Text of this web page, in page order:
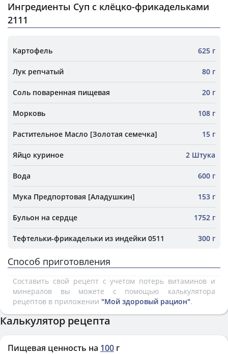
Ингредиенты Суп с клёцко-фрикадельками
2111
Картофель 625 г
Лук репчатый 80 г
Соль поваренная пищевая 20 г
Морковь 108 г
Растительное Масло [Золотая семечка] 15 г
Яйцо куриное 2 Штука
Вода 600 г
Мука Предпортовая [Аладушкин] 153 г
Бульон на сердце 1752 г
Тефтельки-фрикадельки из индейки 0511 300 г
Способ приготовления
Составить свой рецепт с учетом потерь витаминов и
минералов вы можете с помощью калькулятора
рецептов в приложении "Мой здоровый рацион".
Калькулятор рецепта
Пищевая ценность на 100 г